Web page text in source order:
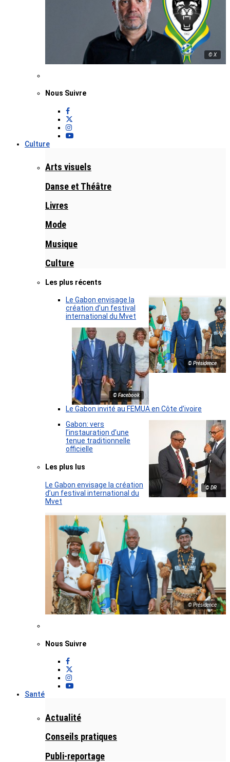
© X
Nous Suivre
Culture
Arts visuels
Danse et Théâtre
Livres
Mode
Musique
Culture
Les plus récents
© Présidence
Le Gabon envisage la
création d’un festival
international du Mvet
© Facebook
Le Gabon invité au FEMUA en Côte d’ivoire
© DR
Gabon: vers
l’instauration d’une
tenue traditionnelle
officielle
Les plus lus
Le Gabon envisage la création
d’un festival international du
Mvet
© Présidence
Nous Suivre
Santé
Actualité
Conseils pratiques
Publi-reportage